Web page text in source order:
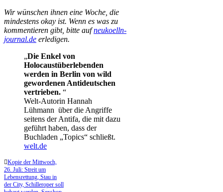
Wir wünschen ihnen eine Woche, die
mindestens okay ist. Wenn es was zu
kommentieren gibt, bitte aufneukoelln-
journal.de erledigen.
„Die Enkel von
Holocaustüberlebenden
werden in Berlin von wild
gewordenen Antideutschen
vertrieben. “
Welt-Autorin Hannah
Lühmann über die Angriffe
seitens der Antifa, die mit dazu
geführt haben, dass der
Buchladen „Topics“ schließt.
welt.de
Kopie der Mittwoch,
26. Juli: Streit um
Lebensrettung, Stau in
der City, Schilleroper soll